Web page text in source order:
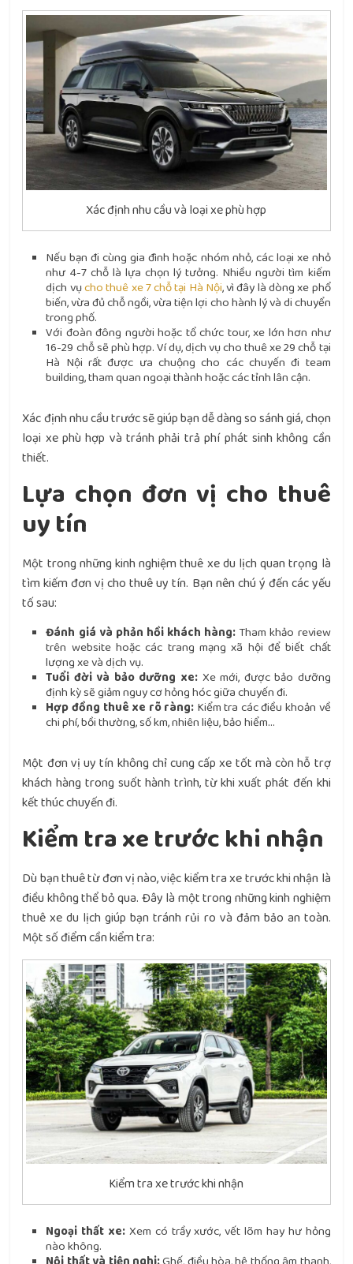
Xác định nhu cầu và loại xe phù hợp
Nếu bạn đi cùng gia đình hoặc nhóm nhỏ, các loại xe nhỏ
như 4-7 chỗ là lựa chọn lý tưởng. Nhiều người tìm kiếm
dịch vụcho thuê xe 7 chỗ tại Hà Nội, vì đây là dòng xe phổ
biến, vừa đủ chỗ ngồi, vừa tiện lợi cho hành lý và di chuyển
trong phố.
Với đoàn đông người hoặc tổ chức tour, xe lớn hơn như
16-29 chỗ sẽ phù hợp. Ví dụ, dịch vụ cho thuê xe 29 chỗ tại
Hà Nội rất được ưa chuộng cho các chuyến đi team
building, tham quan ngoại thành hoặc các tỉnh lân cận.
Xác định nhu cầu trước sẽ giúp bạn dễ dàng so sánh giá, chọn
loại xe phù hợp và tránh phải trả phí phát sinh không cần
thiết.
Lựa chọn đơn vị cho thuê
uy tín
Một trong những kinh nghiệm thuê xe du lịch quan trọng là
tìm kiếm đơn vị cho thuê uy tín. Bạn nên chú ý đến các yếu
tố sau:
Đánh giá và phản hồi khách hàng: Tham khảo review
trên website hoặc các trang mạng xã hội để biết chất
lượng xe và dịch vụ.
Tuổi đời và bảo dưỡng xe: Xe mới, được bảo dưỡng
định kỳ sẽ giảm nguy cơ hỏng hóc giữa chuyến đi.
Hợp đồng thuê xe rõ ràng: Kiểm tra các điều khoản về
chi phí, bồi thường, số km, nhiên liệu, bảo hiểm…
Một đơn vị uy tín không chỉ cung cấp xe tốt mà còn hỗ trợ
khách hàng trong suốt hành trình, từ khi xuất phát đến khi
kết thúc chuyến đi.
Kiểm tra xe trước khi nhận
Dù bạn thuê từ đơn vị nào, việc kiểm tra xe trước khi nhận là
điều không thể bỏ qua. Đây là một trong những kinh nghiệm
thuê xe du lịch giúp bạn tránh rủi ro và đảm bảo an toàn.
Một số điểm cần kiểm tra:
Kiểm tra xe trước khi nhận
Ngoại thất xe: Xem có trầy xước, vết lõm hay hư hỏng
nào không.